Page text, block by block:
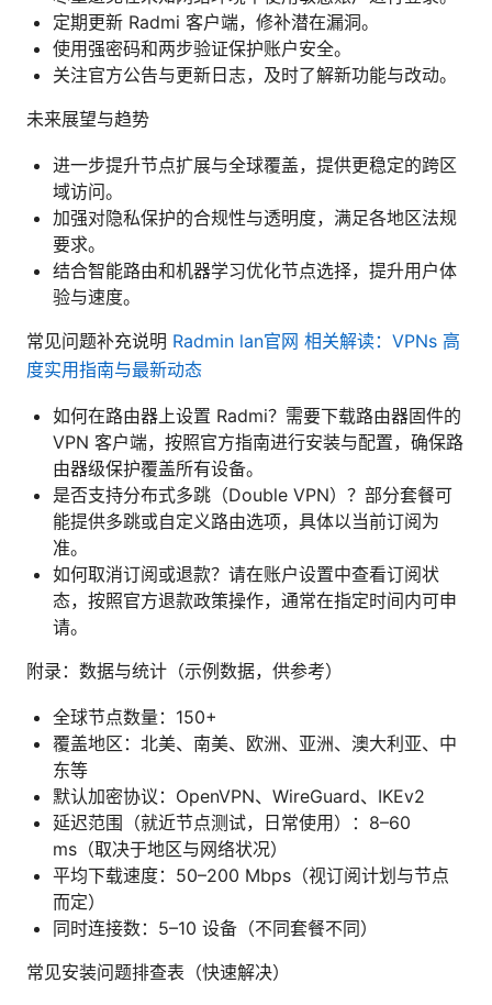
定期更新 Radmi 客户端，修补潜在漏洞。
使用强密码和两步验证保护账户安全。
关注官方公告与更新日志，及时了解新功能与改动。
未来展望与趋势
进一步提升节点扩展与全球覆盖，提供更稳定的跨区
域访问。
加强对隐私保护的合规性与透明度，满足各地区法规
要求。
结合智能路由和机器学习优化节点选择，提升用户体
验与速度。
常见问题补充说明 Radmin lan官网 相关解读：VPNs 高
度实用指南与最新动态
如何在路由器上设置 Radmi？需要下载路由器固件的
VPN 客户端，按照官方指南进行安装与配置，确保路
由器级保护覆盖所有设备。
是否支持分布式多跳（Double VPN）？部分套餐可
能提供多跳或自定义路由选项，具体以当前订阅为
准。
如何取消订阅或退款？请在账户设置中查看订阅状
态，按照官方退款政策操作，通常在指定时间内可申
请。
附录：数据与统计（示例数据，供参考）
全球节点数量：150+
覆盖地区：北美、南美、欧洲、亚洲、澳大利亚、中
东等
默认加密协议：OpenVPN、WireGuard、IKEv2
延迟范围（就近节点测试，日常使用）：8–60
ms（取决于地区与网络状况）
平均下载速度：50–200 Mbps（视订阅计划与节点
而定）
同时连接数：5–10 设备（不同套餐不同）
常见安装问题排查表（快速解决）